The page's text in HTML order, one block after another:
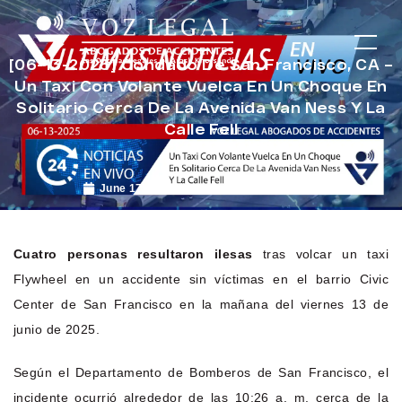
[06-13-2025] Condado De San Francisco, CA –
Un Taxi Con Volante Vuelca En Un Choque En
Solitario Cerca De La Avenida Van Ness Y La
Calle Fell
June 17, 2025
Cuatro personas resultaron ilesas tras volcar un taxi
Flywheel en un accidente sin víctimas en el barrio Civic
Center de San Francisco en la mañana del viernes 13 de
junio de 2025.
Según el Departamento de Bomberos de San Francisco, el
incidente ocurrió alrededor de las 10:26 a. m. cerca de la